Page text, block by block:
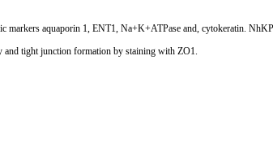
markers aquaporin 1, ENT1, Na+K+ATPase and, cytokeratin.
and tight junction formation by staining with ZO1.